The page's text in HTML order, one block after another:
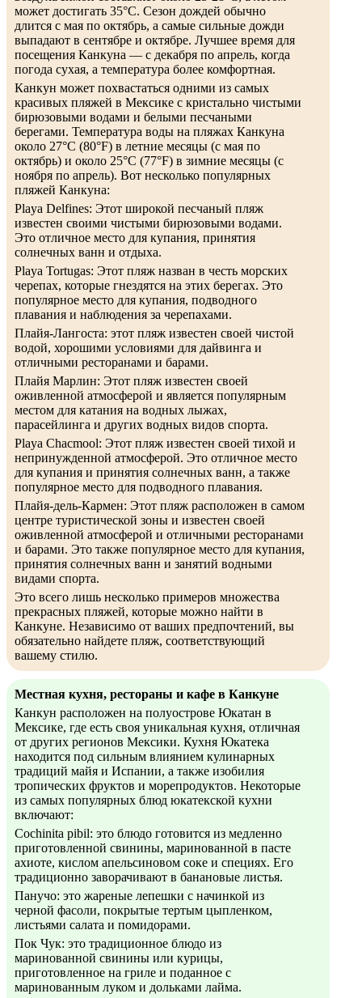
может достигать 35°C. Сезон дождей обычно
длится с мая по октябрь, а самые сильные дожди
выпадают в сентябре и октябре. Лучшее время для
посещения Канкуна — с декабря по апрель, когда
погода сухая, а температура более комфортная.
Канкун может похвастаться одними из самых
красивых пляжей в Мексике с кристально чистыми
бирюзовыми водами и белыми песчаными
берегами. Температура воды на пляжах Канкуна
около 27°C (80°F) в летние месяцы (с мая по
октябрь) и около 25°C (77°F) в зимние месяцы (с
ноября по апрель). Вот несколько популярных
пляжей Канкуна:
Playa Delfines: Этот широкой песчаный пляж
известен своими чистыми бирюзовыми водами.
Это отличное место для купания, принятия
солнечных ванн и отдыха.
Playa Tortugas: Этот пляж назван в честь морских
черепах, которые гнездятся на этих берегах. Это
популярное место для купания, подводного
плавания и наблюдения за черепахами.
Плайя-Лангоста: этот пляж известен своей чистой
водой, хорошими условиями для дайвинга и
отличными ресторанами и барами.
Плайя Марлин: Этот пляж известен своей
оживленной атмосферой и является популярным
местом для катания на водных лыжах,
парасейлинга и других водных видов спорта.
Playa Chacmool: Этот пляж известен своей тихой и
непринужденной атмосферой. Это отличное место
для купания и принятия солнечных ванн, а также
популярное место для подводного плавания.
Плайя-дель-Кармен: Этот пляж расположен в самом
центре туристической зоны и известен своей
оживленной атмосферой и отличными ресторанами
и барами. Это также популярное место для купания,
принятия солнечных ванн и занятий водными
видами спорта.
Это всего лишь несколько примеров множества
прекрасных пляжей, которые можно найти в
Канкуне. Независимо от ваших предпочтений, вы
обязательно найдете пляж, соответствующий
вашему стилю.
Местная кухня, рестораны и кафе в Канкуне
Канкун расположен на полуострове Юкатан в
Мексике, где есть своя уникальная кухня, отличная
от других регионов Мексики. Кухня Юкатека
находится под сильным влиянием кулинарных
традиций майя и Испании, а также изобилия
тропических фруктов и морепродуктов. Некоторые
из самых популярных блюд юкатекской кухни
включают:
Cochinita pibil: это блюдо готовится из медленно
приготовленной свинины, маринованной в пасте
ахиоте, кислом апельсиновом соке и специях. Его
традиционно заворачивают в банановые листья.
Панучо: это жареные лепешки с начинкой из
черной фасоли, покрытые тертым цыпленком,
листьями салата и помидорами.
Пок Чук: это традиционное блюдо из
маринованной свинины или курицы,
приготовленное на гриле и поданное с
маринованным луком и дольками лайма.